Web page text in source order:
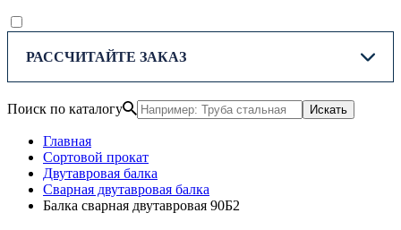
РАССЧИТАЙТЕ ЗАКАЗ
Поиск по каталогу Искать
Главная
Сортовой прокат
Двутавровая балка
Сварная двутавровая балка
Балка сварная двутавровая 90Б2